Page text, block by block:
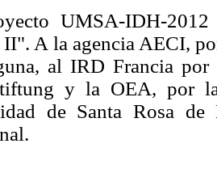
UMSA-IDH-2012
II". A la agencia AECI,
al IRD Francia por
y la OEA, por
de Santa Rosa